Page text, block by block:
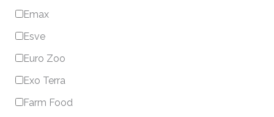
Emax
Esve
Euro Zoo
Exo Terra
Farm Food